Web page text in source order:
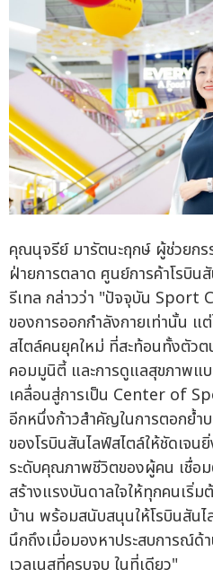
คุณนุจรีย์ มารัตนะฤกษ์ ผู้ช่วยกร
ฝ่ายการตลาด ศูนย์การค้าโรบิน
รีเทล กล่าวว่า "ปัจจุบัน Sport
ของการออกกำลังกายเท่านั้น แ
สไตล์คนยุคใหม่ ที่สะท้อนทั้งตัว
คอมมูนิตี้ และการดูแลสุขภาพแ
เคลื่อนสู่การเป็น Center of
อีกหนึ่งก้าวสำคัญในการตอกย้
ของโรบินสันไลฟ์สไตล์ให้ชัดเจ
ระดับคุณภาพชีวิตของผู้คน เชื่อ
สร้างแรงบันดาลใจให้ทุกคนเริ่
บ้าน พร้อมสนับสนุนให้โรบินสัน
นึกถึงเมื่อมองหาประสบการณ์ด้
เวลเนสที่ครบจบ ในที่เดียว"